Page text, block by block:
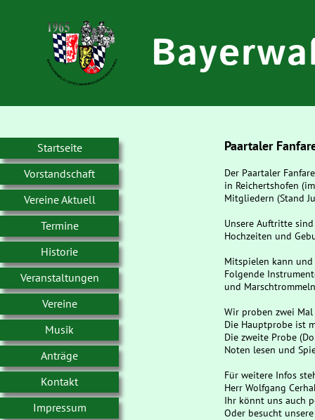
Startseite
Vorstandschaft
Vereine Aktuell
Termine
Historie
Veranstaltungen
Vereine
Musik
Anträge
Kontakt
Impressum
Paartaler
Der Paartaler
in Reichertshofen
Mitgliedern (Stand
Unsere Auftritte
Hochzeiten und
Mitspielen kann
Folgende
und
Wir proben zwei Mal
Die Hauptprobe ist
Die zweite Probe
Noten lesen und
Für weitere Infos
Herr Wolfgang
Ihr könnt uns auch
Oder besucht